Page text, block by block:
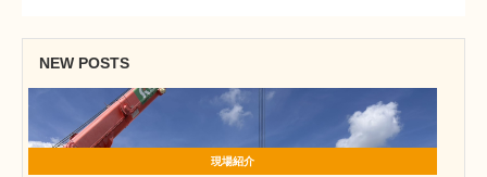
NEW POSTS
現場紹介